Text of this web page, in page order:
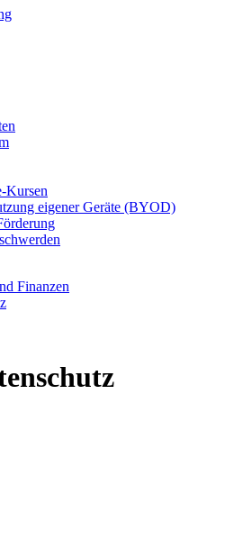
Kursen
eigener Geräte (BYOD)
Finanzen